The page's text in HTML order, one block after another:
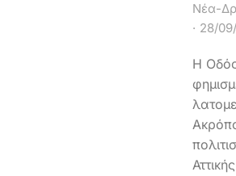
Νέα-
28/
Η